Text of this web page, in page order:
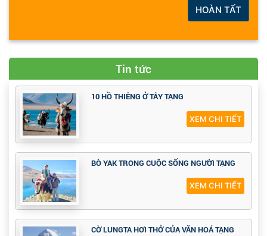
HOÀN TẤT
Tin tức
10 HỒ THIÊNG Ở TÂY TẠNG
XEM CHI TIẾT
BÒ YAK TRONG CUỘC SỐNG NGƯỜI TẠNG
XEM CHI TIẾT
CỜ LUNGTA HƠI THỞ CỦA VĂN HOÁ TẠNG